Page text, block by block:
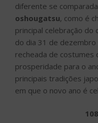
diferente se
oshougatsu, como é
principal celebração do
do dia 31 de dezembro
recheada de costumes
prosperidade para o
principais tradições
em que o novo ano é